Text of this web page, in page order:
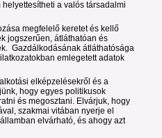
a valós társadalmi
megfelelő keretet és kellő
jogszerűen, átláthatóan és
Gazdálkodásának átláthatósága
emlegetett adatok
elképzelésekről és a
hogy egyes politikusok
és megosztani. Elvárjuk, hogy
szakmai vitában nyerje el
elvárható, és ahogy azt